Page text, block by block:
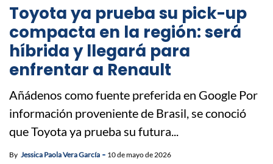
Toyota ya prueba su pick-up
compacta en la región: será
híbrida y llegará para
enfrentar a Renault
Añádenos como fuente preferida en Google Por
información proveniente de Brasil, se conoció
que Toyota ya prueba su futura...
By Jessica Paola Vera García 10 de mayo de 2026